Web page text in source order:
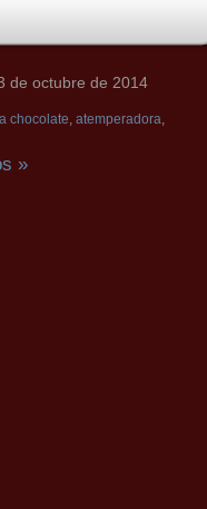
de octubre de 2014
chocolate, atemperadora,
»